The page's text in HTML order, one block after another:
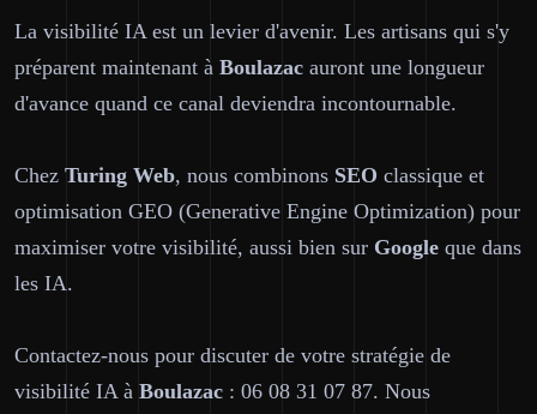
La visibilité IA est un levier d'avenir. Les artisans qui s'y
préparent maintenant à Boulazac auront une longueur
d'avance quand ce canal deviendra incontournable.
Chez Turing Web, nous combinons SEO classique et
optimisation GEO (Generative Engine Optimization) pour
maximiser votre visibilité, aussi bien sur Google que dans
les IA.
Contactez-nous pour discuter de votre stratégie de
visibilité IA à Boulazac : 06 08 31 07 87. Nous